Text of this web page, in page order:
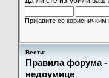
Пријавите се
Вести:
Правила форума-
недоумице